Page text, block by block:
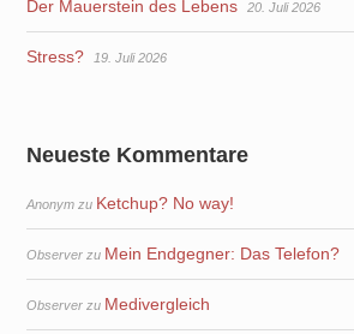
Der Mauerstein des Lebens 20. Juli 2026
Stress? 19. Juli 2026
Neueste Kommentare
Anonym zu Ketchup? No way!
Observer zu Mein Endgegner: Das Telefon?
Observer zu Medivergleich